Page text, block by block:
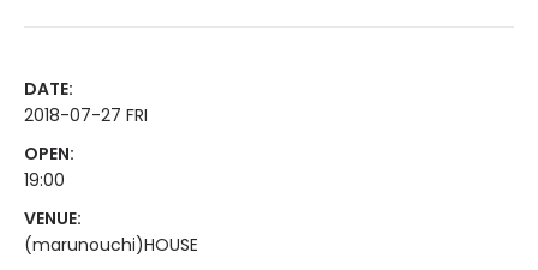
DATE:
2018-07-27 FRI
OPEN:
19:00
VENUE:
(marunouchi)HOUSE